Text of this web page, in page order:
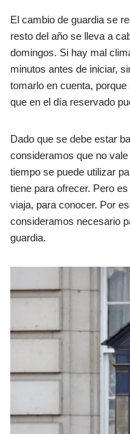
El cambio de guardia se
resto del año se lleva a
domingos. Si hay mal
minutos antes de iniciar,
tomarlo en cuenta,
que en el día reservado
Dado que se debe estar
consideramos que no
tiempo se puede utilizar
tiene para ofrecer. Pero
viaja, para conocer. Por
consideramos necesario
guardia.